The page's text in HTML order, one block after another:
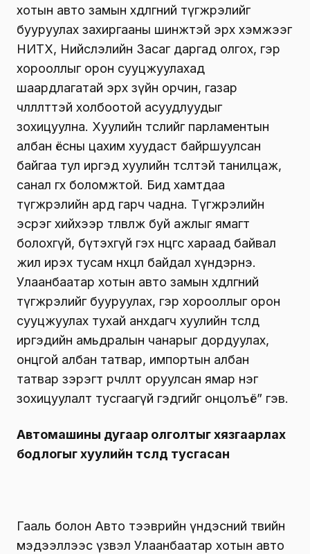
хотын авто замын хөдөлгөөний түгжрэлийг
бууруулах захиргааны шинжтэй эрх хэмжээг
НИТХ, Нийслэлийн Засаг даргад олгох, гэр
хорооллыг орон сууцжуулахад
шаардлагатай эрх зүйн орчин, газар
чөлөөлөлттэй холбоотой асуудлуудыг
зохицуулна. Хуулийн төслийг парламентын
албан ёсны цахим хуудаст байршуулсан
байгаа тул иргэд хуулийн төсөлтэй танилцаж,
санал өгөх боломжтой. Бид хамтдаа
түгжрэлийн ард гарч чадна. Түгжрэлийн
эсрэг хийхээр төлөвлөж буй ажлыг ямагт
болохгүй, бүтэхгүй гэх өнцгөөс хараад байвал
жил ирэх тусам нөхцөл байдал хүндэрнэ.
Улаанбаатар хотын авто замын хөдөлгөөний
түгжрэлийг бууруулах, гэр хорооллыг орон
сууцжуулах тухай анхдагч хуулийн төсөлд
иргэдийн амьдралын чанарыг дордуулах,
онцгой албан татвар, импортын албан
татвар зэрэгт өөрчлөлт оруулсан ямар нэг
зохицуулалт тусгаагүй гэдгийг онцолъё” гэв.
Автомашины дугаар олголтыг хязгаарлах
бодлогыг хуулийн төсөлд тусгасан
Гааль болон Авто тээврийн үндэсний төвийн
мэдээллээс үзвэл Улаанбаатар хотын авто